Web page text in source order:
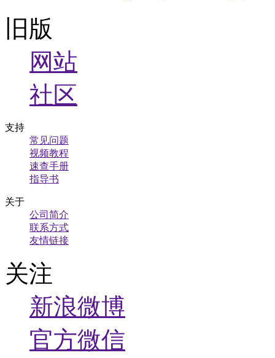
旧版
网站
社区
支持
常见问题
视频教程
速查手册
指导书
关于
公司简介
联系方式
友情链接
关注
新浪微博
官方微信